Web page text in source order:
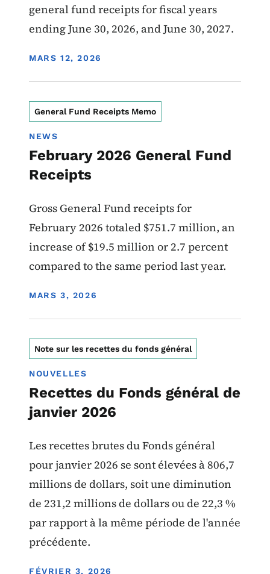
general fund receipts for fiscal years
ending June 30, 2026, and June 30, 2027.
DISPLAY DATE
MARS 12, 2026
General Fund Receipts Memo
NEWS
February 2026 General Fund
Receipts
Gross General Fund receipts for
February 2026 totaled $751.7 million, an
increase of $19.5 million or 2.7 percent
compared to the same period last year.
DISPLAY DATE
MARS 3, 2026
Note sur les recettes du fonds général
NOUVELLES
Recettes du Fonds général de
janvier 2026
Les recettes brutes du Fonds général
pour janvier 2026 se sont élevées à 806,7
millions de dollars, soit une diminution
de 231,2 millions de dollars ou de 22,3 %
par rapport à la même période de l'année
précédente.
DISPLAY DATE
FÉVRIER 3, 2026